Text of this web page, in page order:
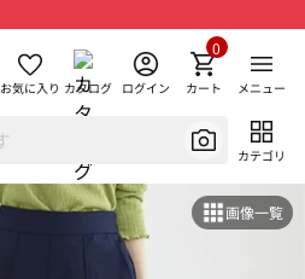
お気に入り カタログ ログイン カート
0
メニュー
カテゴリ
画像一覧